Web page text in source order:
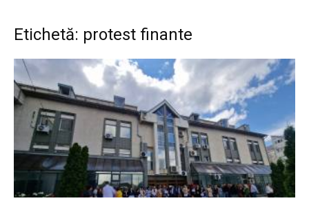
Etichetă: protest finante